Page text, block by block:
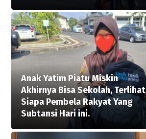
Anak Yatim Piatu Miskin
Akhirnya Bisa Sekolah, Terlihat
Siapa Pembela Rakyat Yang
Subtansi Hari ini.